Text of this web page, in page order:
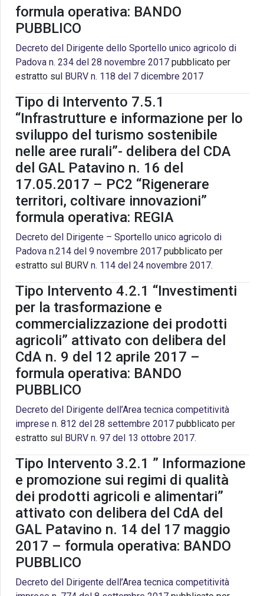
formula operativa: BANDO
PUBBLICO
Decreto del Dirigente dello Sportello unico agricolo di
Padova n. 234 del 28 novembre 2017 pubblicato per
estratto sul BURV n. 118 del 7 dicembre 2017
Tipo di Intervento 7.5.1
“Infrastrutture e informazione per lo
sviluppo del turismo sostenibile
nelle aree rurali”- delibera del CDA
del GAL Patavino n. 16 del
17.05.2017 – PC2 “Rigenerare
territori, coltivare innovazioni”
formula operativa: REGIA
Decreto del Dirigente – Sportello unico agricolo di
Padova n.214 del 9 novembre 2017 pubblicato per
estratto sul BURV n. 114 del 24 novembre 2017.
Tipo Intervento 4.2.1 “Investimenti
per la trasformazione e
commercializzazione dei prodotti
agricoli” attivato con delibera del
CdA n. 9 del 12 aprile 2017 –
formula operativa: BANDO
PUBBLICO
Decreto del Dirigente dell’Area tecnica competitività
imprese n. 812 del 28 settembre 2017 pubblicato per
estratto sul BURV n. 97 del 13 ottobre 2017.
Tipo Intervento 3.2.1 ” Informazione
e promozione sui regimi di qualità
dei prodotti agricoli e alimentari”
attivato con delibera del CdA del
GAL Patavino n. 14 del 17 maggio
2017 – formula operativa: BANDO
PUBBLICO
Decreto del Dirigente dell’Area tecnica competitività